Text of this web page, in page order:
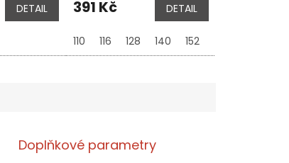
DETAIL
MUSTARD
391 Kč DETAIL
110 116 128 140 152
Doplňkové parametry